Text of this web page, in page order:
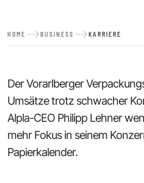
HOME BUSINESS KARRIERE
Der Vorarlberger
Umsätze trotz schwacher
Alpla-CEO Philipp Lehner
mehr Fokus in seinem
Papierkalender.